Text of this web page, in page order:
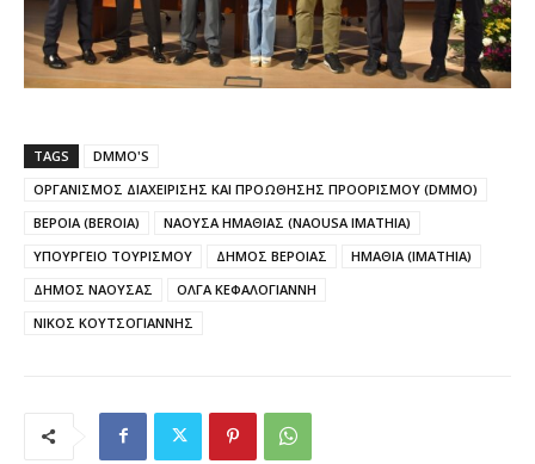
TAGS
DMMO'S
ΟΡΓΑΝΙΣΜΟΣ ΔΙΑΧΕΙΡΙΣΗΣ ΚΑΙ ΠΡΟΩΘΗΣΗΣ ΠΡΟΟΡΙΣΜΟΥ (DMMO)
ΒΕΡΟΙΑ (BEROIA)
ΝΑΟΥΣΑ ΗΜΑΘΙΑΣ (NAOUSA IMATHIA)
ΥΠΟΥΡΓΕΙΟ ΤΟΥΡΙΣΜΟΥ
ΔΗΜΟΣ ΒΕΡΟΙΑΣ
ΗΜΑΘΙΑ (IMATHIA)
ΔΗΜΟΣ ΝΑΟΥΣΑΣ
ΟΛΓΑ ΚΕΦΑΛΟΓΙΑΝΝΗ
ΝΙΚΟΣ ΚΟΥΤΣΟΓΙΑΝΝΗΣ